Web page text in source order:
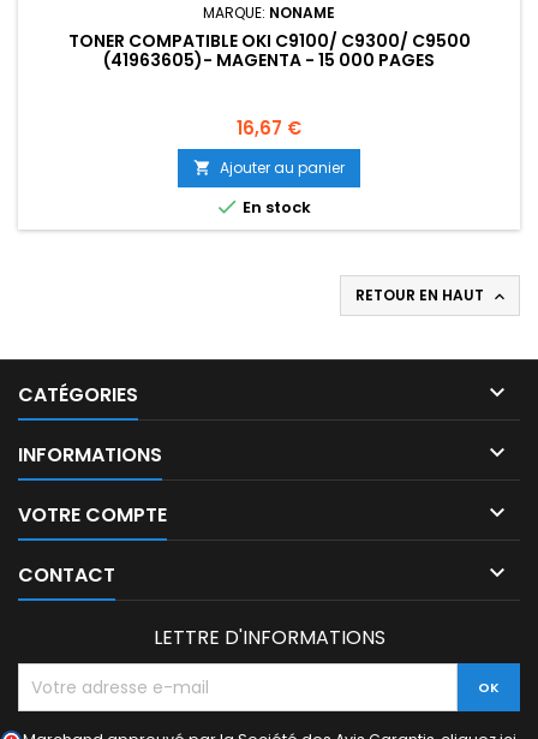
MARQUE: NONAME
TONER COMPATIBLE OKI C9100/ C9300/ C9500
(41963605)- MAGENTA - 15 000 PAGES
Prix
16,67 €
 Ajouter au panier
 En stock
RETOUR EN HAUT 
CATÉGORIES 
INFORMATIONS 
VOTRE COMPTE 
CONTACT 
LETTRE D'INFORMATIONS